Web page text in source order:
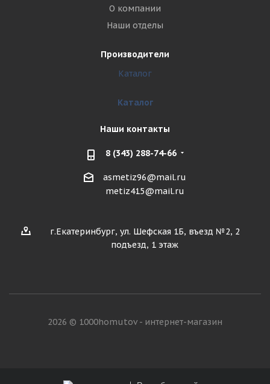
О компании
Наши отделы
Производители
Каталог
Каталог
Наши контакты
8 (343) 288-74-66
asmetiz96@mail.ru
metiz415@mail.ru
г.Екатеринбург, ул. Шефская 1Б, въезд №2, 2
подъезд, 1 этаж
2026 © 1000homutov - интернет-магазин